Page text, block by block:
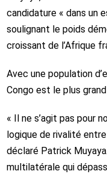
candidature « dans
soulignant le poids
croissant de l’Afrique
Avec une population
Congo est le plus
« Il ne s’agit pas pour
logique de rivalité
déclaré Patrick
multilatérale qui